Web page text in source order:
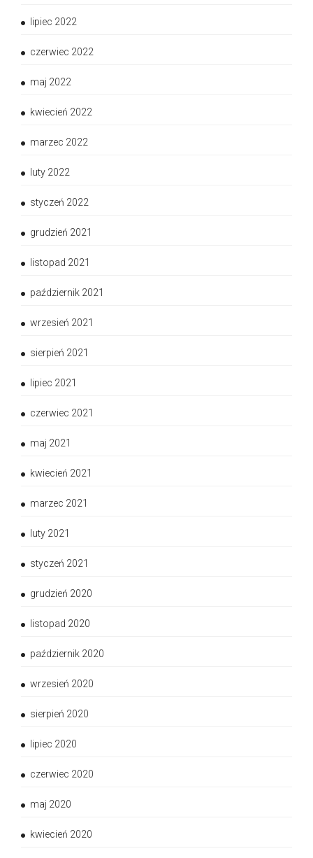
lipiec 2022
czerwiec 2022
maj 2022
kwiecień 2022
marzec 2022
luty 2022
styczeń 2022
grudzień 2021
listopad 2021
październik 2021
wrzesień 2021
sierpień 2021
lipiec 2021
czerwiec 2021
maj 2021
kwiecień 2021
marzec 2021
luty 2021
styczeń 2021
grudzień 2020
listopad 2020
październik 2020
wrzesień 2020
sierpień 2020
lipiec 2020
czerwiec 2020
maj 2020
kwiecień 2020